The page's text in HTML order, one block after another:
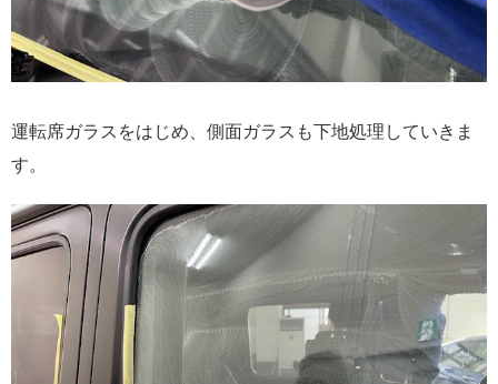
運転席ガラスをはじめ、側面ガラスも下地処理していきま
す。